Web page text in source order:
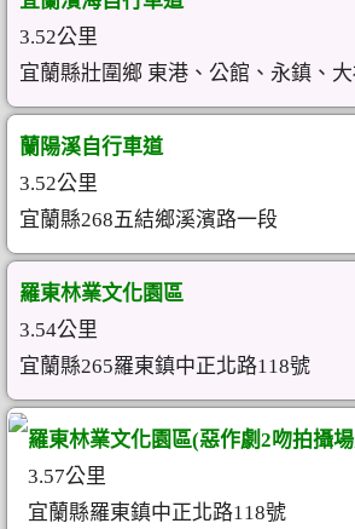
3.52公里
宜蘭縣壯圍鄉 東港、公館、永鎮、
蘭陽溪自行車道
3.52公里
宜蘭縣268五結鄉溪濱路一段
羅東林業文化園區
3.54公里
宜蘭縣265羅東鎮中正北路118號
羅東林業文化園區(惡作劇2吻拍攝
3.57公里
宜蘭縣羅東鎮中正北路118號